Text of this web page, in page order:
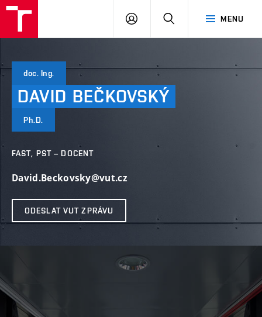
MENU
PŘIHLÁSIT
doc. Ing.
DAVID BEČKOVSKÝ
Ph.D.
FAST, PST – DOCENT
David.Beckovsky@vut.cz
ODESLAT VUT ZPRÁVU